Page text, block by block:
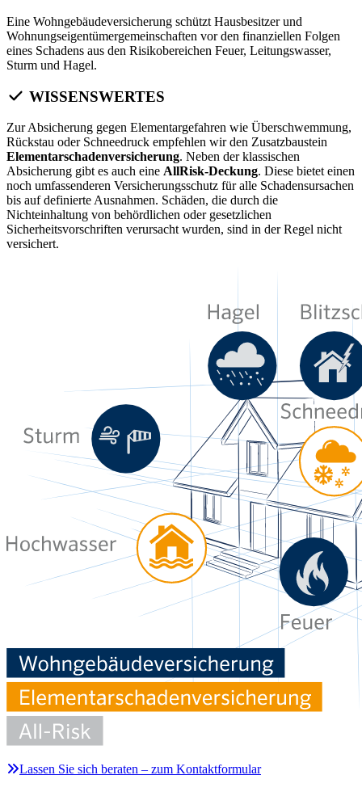
Eine Wohngebäudeversicherung schützt Hausbesitzer und
Wohnungseigentümergemeinschaften vor den finanziellen Folgen
eines Schadens aus den Risikobereichen Feuer, Leitungswasser,
Sturm und Hagel.
WISSENSWERTES
Zur Absicherung gegen Elementargefahren wie Überschwemmung,
Rückstau oder Schneedruck empfehlen wir den Zusatzbaustein
Elementarschadenversicherung. Neben der klassischen
Absicherung gibt es auch eine AllRisk-Deckung. Diese bietet einen
noch umfassenderen Versicherungsschutz für alle Schadensursachen
bis auf definierte Ausnahmen. Schäden, die durch die
Nichteinhaltung von behördlichen oder gesetzlichen
Sicherheitsvorschriften verursacht wurden, sind in der Regel nicht
versichert.
Lassen Sie sich beraten – zum Kontaktformular